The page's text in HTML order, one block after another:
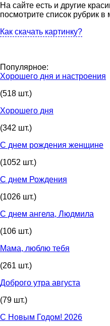
На сайте есть и другие
посмотрите список рубрик в
Как скачать картинку?
Популярное:
Хорошего дня и настроения
(518 шт.)
Хорошего дня
(342 шт.)
С днем рождения женщине
(1052 шт.)
С днем Рождения
(1026 шт.)
С днем ангела, Людмила
(106 шт.)
Мама, люблю тебя
(261 шт.)
Доброго утра августа
(79 шт.)
С Новым Годом! 2026